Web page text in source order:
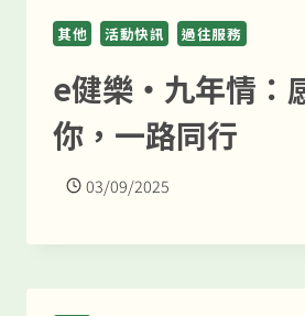
其他 活動快訊 過往服務
e健樂・九年情：
你，一路同行
03/09/2025